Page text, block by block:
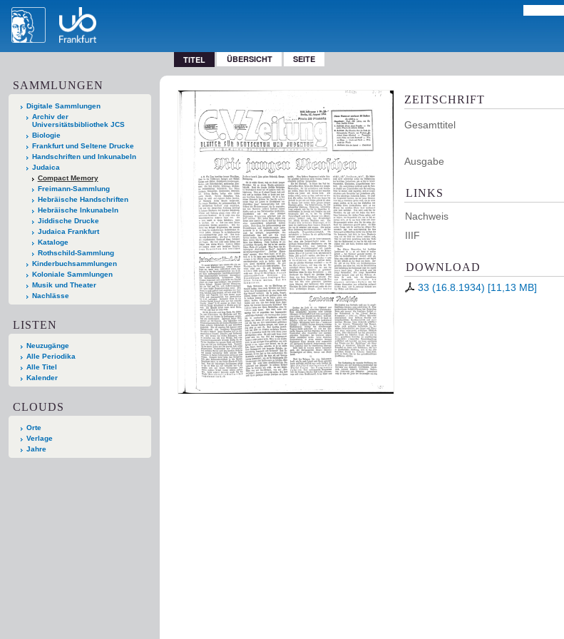
TITEL ÜBERSICHT SEITE
SAMMLUNGEN
Digitale Sammlungen
Archiv der
Universitätsbibliothek JCS
Biologie
Frankfurt und Seltene Drucke
Handschriften und Inkunabeln
Judaica
Compact Memory
Freimann-Sammlung
Hebräische Handschriften
Hebräische Inkunabeln
Jiddische Drucke
Judaica Frankfurt
Kataloge
Rothschild-Sammlung
Kinderbuchsammlungen
Koloniale Sammlungen
Musik und Theater
Nachlässe
LISTEN
Neuzugänge
Alle Periodika
Alle Titel
Kalender
CLOUDS
Orte
Verlage
Jahre
ZEITSCHRIFT
Gesamttitel
Ausgabe
LINKS
Nachweis
IIIF
DOWNLOAD
33 (16.8.1934) [11,13 MB]